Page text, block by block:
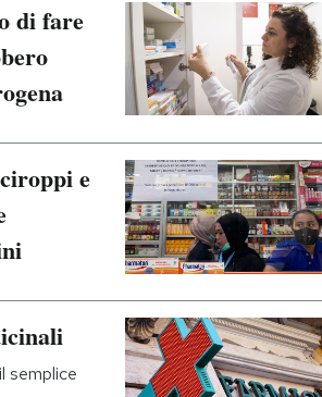
di fare
e
semplice